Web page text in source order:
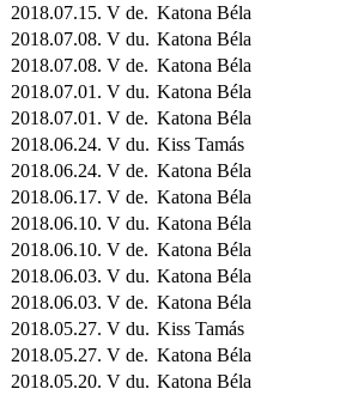
2018.07.15. V de. Katona Béla
2018.07.08. V du. Katona Béla
2018.07.08. V de. Katona Béla
2018.07.01. V du. Katona Béla
2018.07.01. V de. Katona Béla
2018.06.24. V du. Kiss Tamás
2018.06.24. V de. Katona Béla
2018.06.17. V de. Katona Béla
2018.06.10. V du. Katona Béla
2018.06.10. V de. Katona Béla
2018.06.03. V du. Katona Béla
2018.06.03. V de. Katona Béla
2018.05.27. V du. Kiss Tamás
2018.05.27. V de. Katona Béla
2018.05.20. V du. Katona Béla